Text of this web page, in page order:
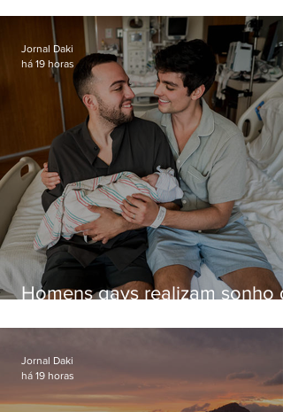
enquanto aguardava segundo
voo
Homens gays realizam sonho
paternidade
Jornal Daki
há 19 horas
Jornal Daki
há 19 horas